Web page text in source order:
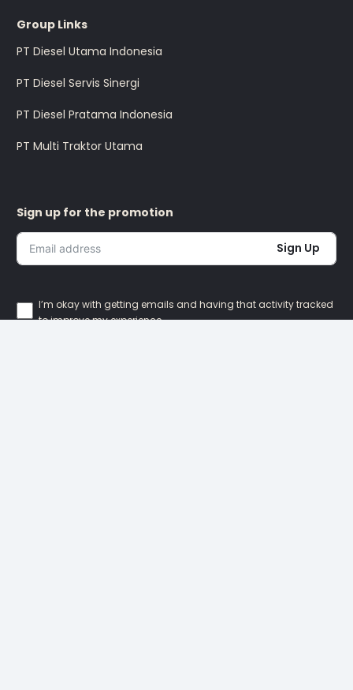
Group Links
PT Diesel Utama Indonesia
PT Diesel Servis Sinergi
PT Diesel Pratama Indonesia
PT Multi Traktor Utama
Sign up for the promotion
Sign Up
I’m okay with getting emails and having that activity tracked
to improve my experience.